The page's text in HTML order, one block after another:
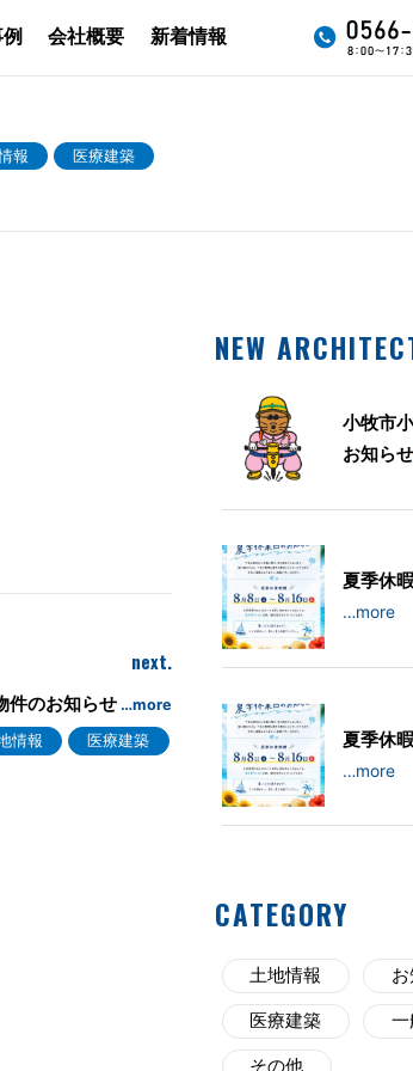
会社概要 新着情報
報 医療建築
next.
のお知らせ …more
情報
医療建築
NEW
小牧市
お知らせ
夏季休
…more
夏季休
…more
CATEGORY
土地情報
医療建築 一